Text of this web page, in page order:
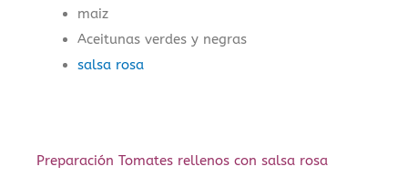
maiz
Aceitunas verdes y negras
salsa rosa
Preparación Tomates rellenos con salsa rosa